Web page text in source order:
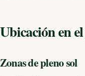
Ubicación en
Zonas de pleno sol